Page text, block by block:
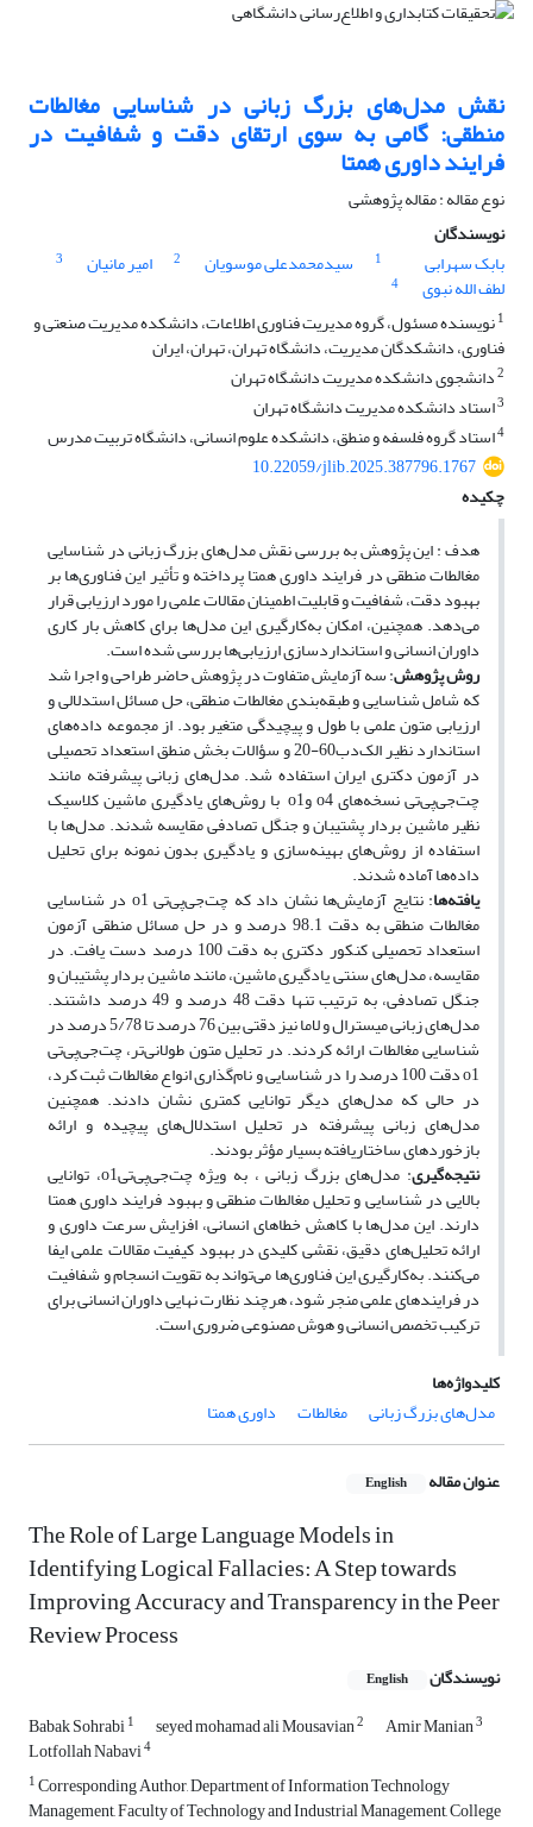
نقش مدل‌های بزرگ زبانی در شناسایی مغالطات
منطقی: گامی به سوی ارتقای دقت و شفافیت در
فرایند داوری همتا
نوع مقاله : مقاله پژوهشی
نویسندگان
بابک سهرابی
1 سیدمحمدعلی موسویان 2 امیر مانیان 3
لطف الله نبوی
4
1نویسنده مسئول، گروه مدیریت فناوری اطلاعات، دانشکده مدیریت صنعتی و
فناوری، دانشکدگان مدیریت، دانشگاه تهران، تهران، ایران
2دانشجوی دانشکده مدیریت دانشگاه تهران
3استاد دانشکده مدیریت دانشگاه تهران
4استاد گروه فلسفه و منطق، دانشکده علوم انسانی، دانشگاه تربیت مدرس
10.22059/jlib.2025.387796.1767
چکیده
هدف :این پژوهش به بررسی نقش مدل‌های بزرگ زبانی در شناسایی
مغالطات منطقی در فرایند داوری همتا پرداخته و تأثیر این فناوری‌ها بر
بهبود دقت، شفافیت و قابلیت اطمینان مقالات علمی را مورد ارزیابی قرار
می‌دهد. همچنین، امکان به‌کارگیری این مدل‌ها برای کاهش بار کاری
داوران انسانی و استانداردسازی ارزیابی‌ها بررسی شده است.
روش پژوهش: سه آزمایش متفاوت در پژوهش حاضر طراحی و اجرا شد
که شامل شناسایی و طبقه‌بندی مغالطات منطقی، حل مسائل استدلالی و
ارزیابی متون علمی با طول و پیچیدگی متغیر بود. از مجموعه داده‌های
استاندارد نظیر الک‌دب60-20 و سؤالات بخش منطق استعداد تحصیلی
در آزمون دکتری ایران استفاده شد. مدل‌های زبانی پیشرفته مانند
چت‌جی‌پی‌تی نسخه‌های o4 وo1 با روش‌های یادگیری ماشین کلاسیک
نظیر ماشین بردار پشتیبان و جنگل تصادفی مقایسه شدند. مدل‌ها با
استفاده از روش‌های بهینه‌سازی و یادگیری بدون نمونه برای تحلیل
داده‌ها آماده شدند.
یافته‌ها : نتایج آزمایش‌ها نشان داد که چت‌جی‌پی‌تی o1 در شناسایی
مغالطات منطقی به دقت 98.1 درصد و در حل مسائل منطقی آزمون
استعداد تحصیلی کنکور دکتری به دقت 100 درصد دست یافت. در
مقایسه، مدل‌های سنتی یادگیری ماشین، مانند ماشین بردار پشتیبان و
جنگل تصادفی، به ترتیب تنها دقت 48 درصد و 49 درصد داشتند.
مدل‌های زبانی میسترال و لاما نیز دقتی بین 76 درصد تا 5/78 درصد در
شناسایی مغالطات ارائه کردند. در تحلیل متون طولانی‌تر، چت‌جی‌پی‌تی
o1 دقت 100 درصد را در شناسایی و نام‌گذاری انواع مغالطات ثبت کرد،
در حالی که مدل‌های دیگر توانایی کمتری نشان دادند. همچنین
مدل‌های زبانی پیشرفته در تحلیل استدلال‌های پیچیده و ارائه
بازخوردهای ساختاریافته بسیار مؤثر بودند.
نتیجه‌گیری : مدل‌های بزرگ زبانی ، به ویژه چت‌جی‌پی‌تی‌o1، توانایی
بالایی در شناسایی و تحلیل مغالطات منطقی و بهبود فرایند داوری همتا
دارند. این مدل‌ها با کاهش خطاهای انسانی، افزایش سرعت داوری و
ارائه تحلیل‌های دقیق، نقشی کلیدی در بهبود کیفیت مقالات علمی ایفا
می‌کنند. به‌کارگیری این فناوری‌ها می‌تواند به تقویت انسجام و شفافیت
در فرایندهای علمی منجر شود، هرچند نظارت نهایی داوران انسانی برای
ترکیب تخصص انسانی و هوش مصنوعی ضروری است.
کلیدواژه‌ها
مدل‌های بزرگ زبانی
مغالطات داوری همتا
عنوان مقاله English
The Role of Large Language Models in
Identifying Logical Fallacies: A Step towards
Improving Accuracy and Transparency in the Peer
Review Process
نویسندگان English
Babak Sohrabi1 seyed mohamad ali Mousavian2 Amir Manian3
Lotfollah Nabavi4
1Corresponding Author, Department of Information Technology
Management, Faculty of Technology and Industrial Management, College